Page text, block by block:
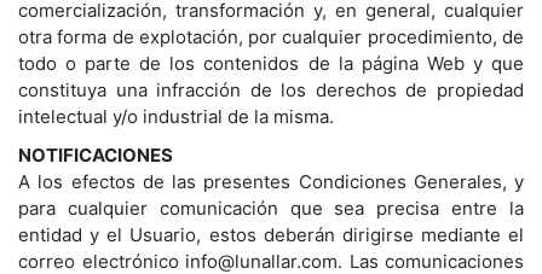
comercialización, transformación y, en general, cualquier
otra forma de explotación, por cualquier procedimiento, de
todo o parte de los contenidos de la página Web y que
constituya una infracción de los derechos de propiedad
intelectual y/o industrial de la misma.
NOTIFICACIONES
A los efectos de las presentes Condiciones Generales, y
para cualquier comunicación que sea precisa entre la
entidad y el Usuario, estos deberán dirigirse mediante el
correo electrónico info@lunallar.com. Las comunicaciones